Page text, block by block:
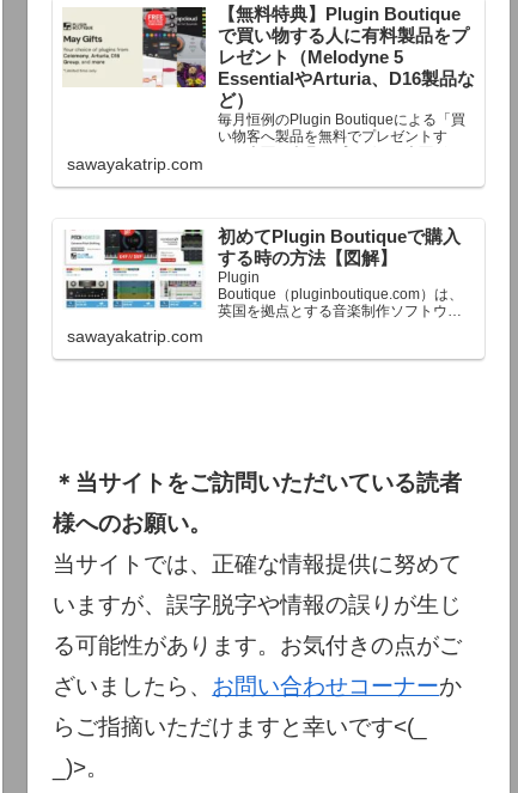
【無料特典】Plugin Boutique
で買い物する人に有料製品をプ
レゼント（Melodyne 5
EssentialやArturia、D16製品な
ど）
毎月恒例のPlugin Boutiqueによる「買
い物客へ製品を無料でプレゼントす
る」企画。今月もプレゼント企画が用
定額以上のお金を出して何かを購入す
終了予定日：日本時間：6/1（月…
sawayakatrip.com
初めてPlugin Boutiqueで購入
する時の方法【図解】
Plugin
Boutique（pluginboutique.com）は、
英国を拠点とする音楽制作ソフトウェ
で、世界中のミュージシャンに利用さ
sawayakatrip.com
＊当サイトをご訪問いただいている読者
様へのお願い。
当サイトでは、正確な情報提供に努めて
いますが、誤字脱字や情報の誤りが生じ
る可能性があります。お気付きの点がご
ざいましたら、 お問い合わせコーナーか
らご指摘いただけますと幸いです<(_
_)>。